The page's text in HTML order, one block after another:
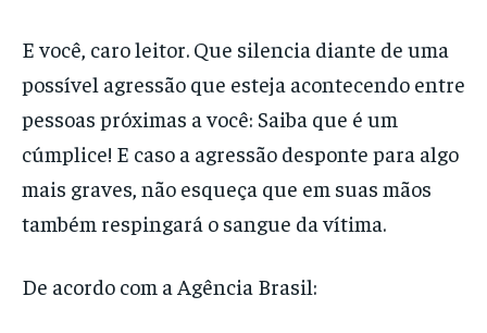
E você, caro leitor. Que silencia diante de uma
possível agressão que esteja acontecendo entre
pessoas próximas a você: Saiba que é um
cúmplice! E caso a agressão desponte para algo
mais graves, não esqueça que em suas mãos
também respingará o sangue da vítima.
De acordo com a Agência Brasil: